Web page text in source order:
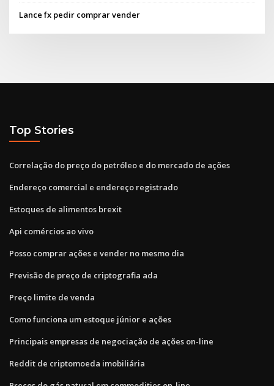
Lance fx pedir comprar vender
Top Stories
Correlação do preço do petróleo e do mercado de ações
Endereço comercial e endereço registrado
Estoques de alimentos brexit
Api comércios ao vivo
Posso comprar ações e vender no mesmo dia
Previsão de preço de criptografia ada
Preço limite de venda
Como funciona um estoque júnior e ações
Principais empresas de negociação de ações on-line
Reddit de criptomoeda imobiliária